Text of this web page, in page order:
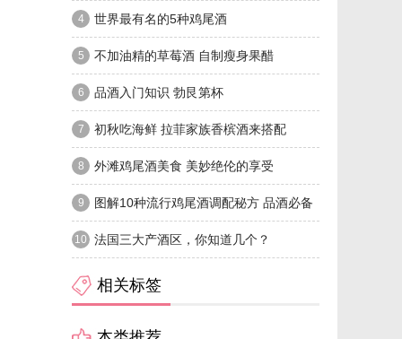
4 世界最有名的5种鸡尾酒
5 不加油精的草莓酒 自制瘦身果醋
6 品酒入门知识 勃艮第杯
7 初秋吃海鲜 拉菲家族香槟酒来搭配
8 外滩鸡尾酒美食 美妙绝伦的享受
9 图解10种流行鸡尾酒调配秘方 品酒必备
10 法国三大产酒区，你知道几个？
相关标签